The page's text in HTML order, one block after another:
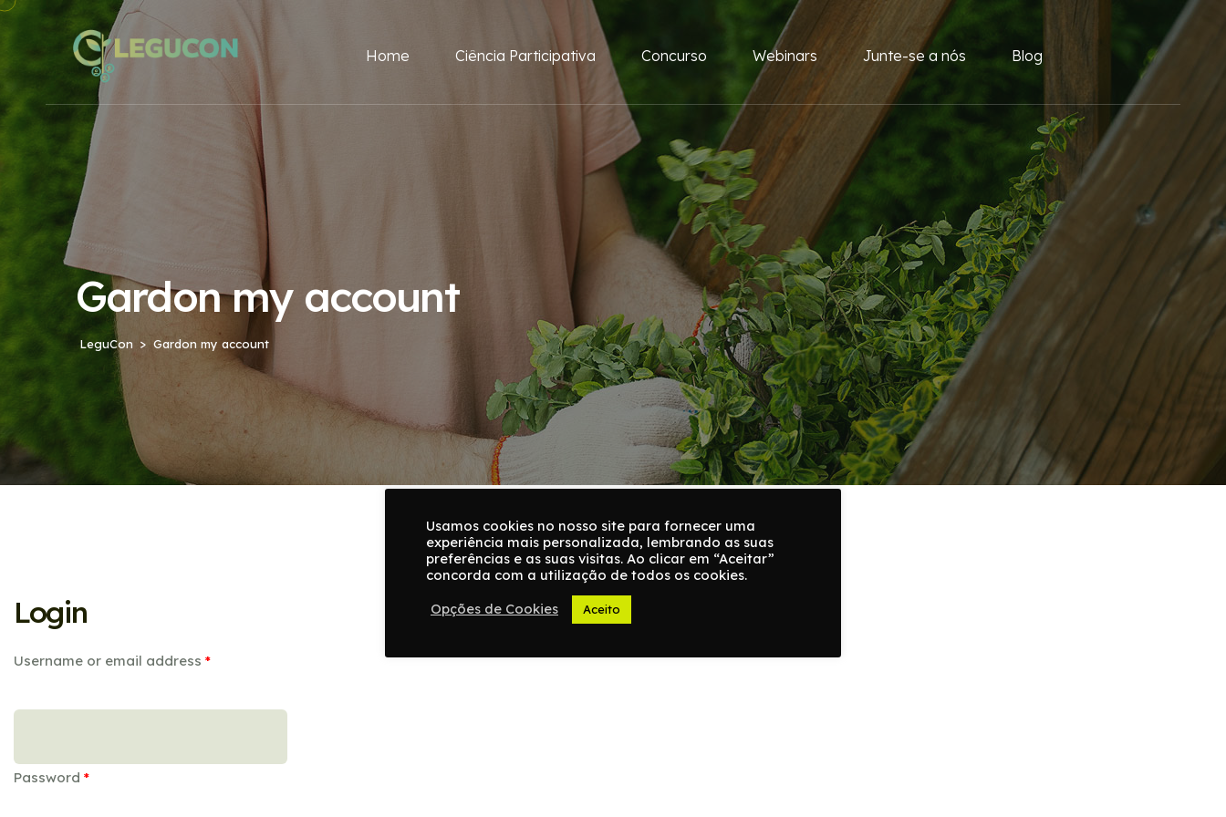
Home Ciência Participativa Concurso Webinars Junte-se a nós Blog
Gardon my account
LeguCon Gardon my account
Login
Username or email address *
Password *
Usamos cookies no nosso site para fornecer uma
experiência mais personalizada, lembrando as suas
preferências e as suas visitas. Ao clicar em “Aceitar”
concorda com a utilização de todos os cookies.
Opções de Cookies
Aceito